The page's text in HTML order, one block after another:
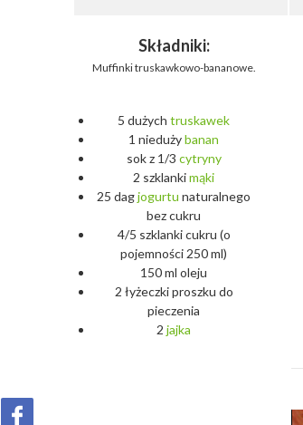
Składniki:
Muffinki truskawkowo-bananowe.
5 dużych truskawek
1 niedużybanan
sok z 1/3 cytryny
2 szklankimąki
25 dagjogurtu naturalnego
bez cukru
4/5 szklanki cukru (o
pojemności 250 ml)
150 ml oleju
2 łyżeczki proszku do
pieczenia
2 jajka